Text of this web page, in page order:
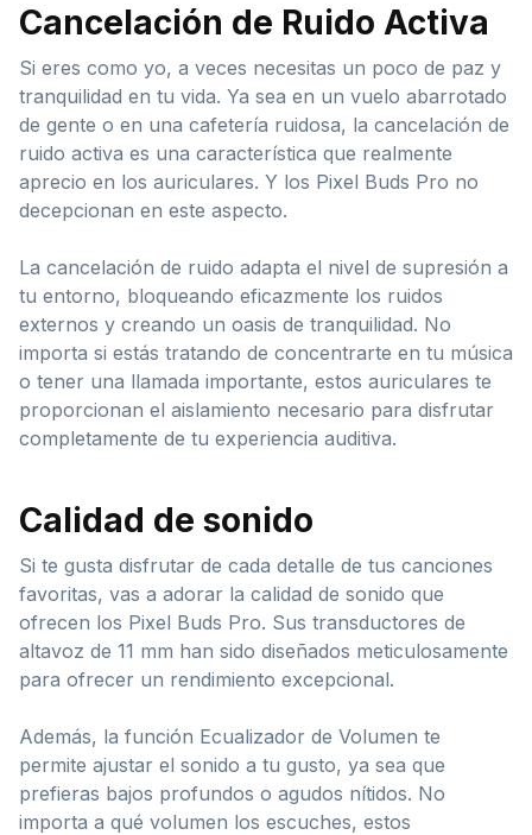
Cancelación de Ruido Activa
Si eres como yo, a veces necesitas un poco de paz y
tranquilidad en tu vida. Ya sea en un vuelo abarrotado
de gente o en una cafetería ruidosa, la cancelación de
ruido activa es una característica que realmente
aprecio en los auriculares. Y los Pixel Buds Pro no
decepcionan en este aspecto.
La cancelación de ruido adapta el nivel de supresión a
tu entorno, bloqueando eficazmente los ruidos
externos y creando un oasis de tranquilidad. No
importa si estás tratando de concentrarte en tu música
o tener una llamada importante, estos auriculares te
proporcionan el aislamiento necesario para disfrutar
completamente de tu experiencia auditiva.
Calidad de sonido
Si te gusta disfrutar de cada detalle de tus canciones
favoritas, vas a adorar la calidad de sonido que
ofrecen los Pixel Buds Pro. Sus transductores de
altavoz de 11 mm han sido diseñados meticulosamente
para ofrecer un rendimiento excepcional.
Además, la función Ecualizador de Volumen te
permite ajustar el sonido a tu gusto, ya sea que
prefieras bajos profundos o agudos nítidos. No
importa a qué volumen los escuches, estos